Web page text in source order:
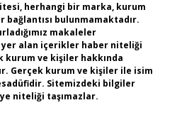
herhangi bir marka, kurum
bağlantısı bulunmamaktadır.
makaleler
yer alan içerikler haber niteliği
kurum ve kişiler hakkında
Gerçek kurum ve kişiler ile isim
Sitemizdeki bilgiler
niteliği taşımazlar.